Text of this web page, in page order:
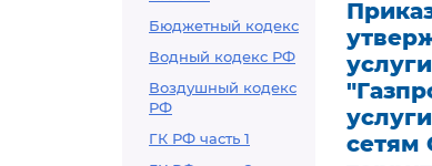
Бюджетный кодекс
Водный кодекс РФ
Воздушный кодекс
РФ
ГК РФ часть 1
сетям